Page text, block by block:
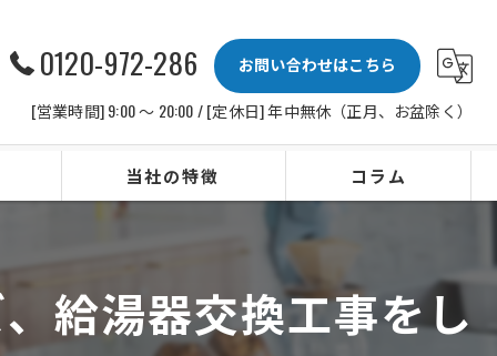
0120-972-286
お問い合わせはこちら
[営業時間] 9:00 〜 20:00 / [定休日] 年中無休（正月、お盆除く）
当社の特徴
レンジフード
コラム
給湯器交換工事をし